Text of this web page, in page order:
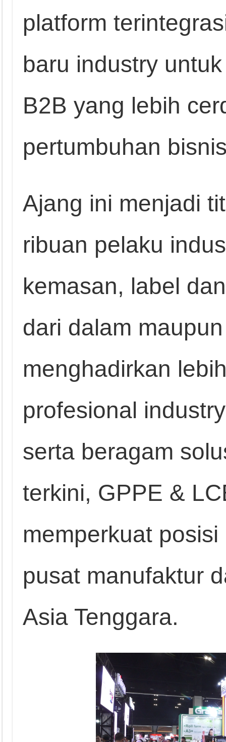
platform
baru industry
B2B yang lebih
pertumbuhan
Ajang ini menjadi
ribuan pelaku
kemasan, label
dari dalam
menghadirkan
profesional
serta beragam
terkini, GPPE &
memperkuat
pusat manufaktur
Asia Tenggara.